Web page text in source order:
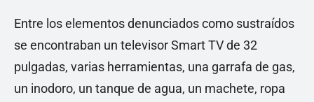
Entre los elementos denunciados como sustraídos
se encontraban un televisor Smart TV de 32
pulgadas, varias herramientas, una garrafa de gas,
un inodoro, un tanque de agua, un machete, ropa